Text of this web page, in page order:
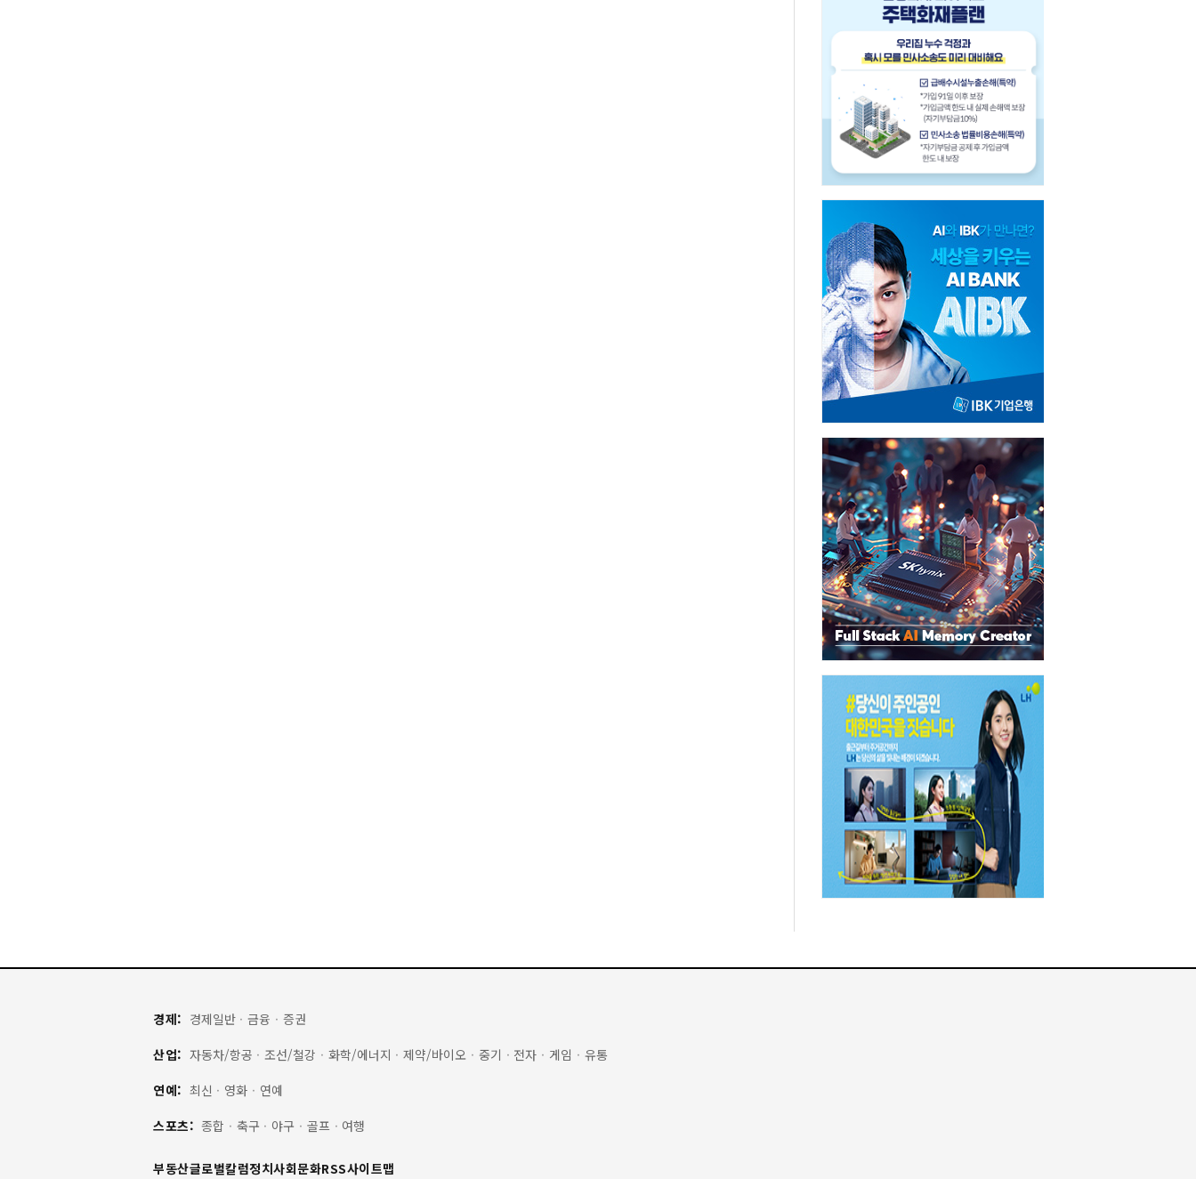
경제: 경제일반 · 금융 · 증권
산업: 자동차/항공 · 조선/철강 · 화학/에너지 · 제약/바이오 · 중기 · 전자 · 게임 · 유통
연예: 최신 · 영화 · 연예
스포츠: 종합 · 축구 · 야구 · 골프 · 여행
부동산글로벌칼럼정치사회문화RSS사이트맵